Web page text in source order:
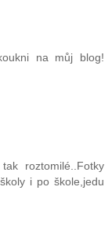
na můj blog!
roztomilé..Fotky
i po škole,jedu